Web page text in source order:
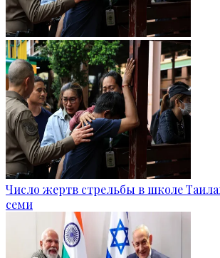
Число жертв стрельбы в школе
семи